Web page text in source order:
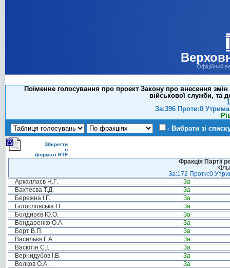
Офіційний
Поіменне голосування про проект Закону про внесення змін
військової служби, та
За:396 Проти:0
- Вибрати зі
Зберегти
в
форматі RTF
Фракція Партії
За:172 Проти:0
Аркаллаєв Н.Г.
За
Бахтеєва Т.Д.
За
Бережна І.Г.
За
Богословська І.Г.
За
Болдирєв Ю.О.
За
Бондаренко О.А.
За
Борт В.П.
За
Васильєв Г.А.
За
Васютін С.І.
За
Вернидубов І.В.
За
Волков О.А.
За